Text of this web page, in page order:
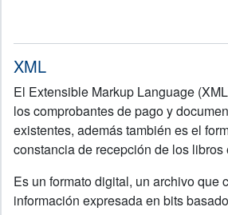
XML
El Extensible Markup Language
los comprobantes de pago y
existentes, además también es el
constancia de recepción de los libros
Es un formato digital, un archivo que
información expresada en bits